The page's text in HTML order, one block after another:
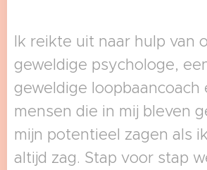
Ik reikte uit naar hulp van
geweldige psychologe,
geweldige loopbaancoach
mensen die in mij bleven
mijn potentieel zagen als
altijd zag. Stap voor stap